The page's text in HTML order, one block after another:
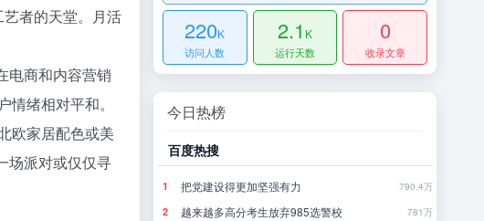
者的天堂。月活
电商和内容营销
绪相对平和。
欧家居配色或美
场派对或仅仅寻
220K
访问人数
2.1 K
运行天数
0
收录文章
今日热榜
百度热搜
1 把党建设得更加坚强有力 790.4万
2 越来越多高分考生放弃985选警校 781万